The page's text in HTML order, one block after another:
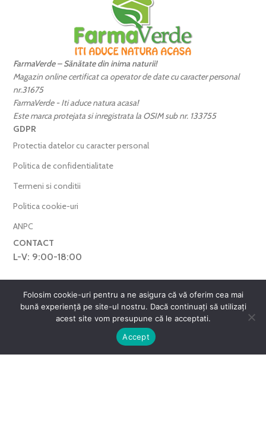
FarmaVerde – Sănătate din inima naturii!
Magazin online certificat ca operator de date cu caracter personal
nr.31675
FarmaVerde - Iti aduce natura acasa!
Este marca protejata si inregistrata la OSIM sub nr. 133755
GDPR
Protectia datelor cu caracter personal
Politica de confidentialitate
Termeni si conditii
Politica cookie-uri
ANPC
CONTACT
L-V: 9:00-18:00
0769.377.101
farmaverdero@yahoo.com
WhatsApp
Folosim cookie-uri pentru a ne asigura că vă oferim cea mai
bună experiență pe site-ul nostru. Dacă continuați să utilizați
acest site vom presupune că le acceptati.
Accept